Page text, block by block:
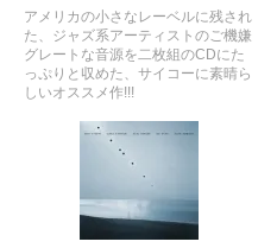
アメリカの小さなレーベルに残され
た、ジャズ系アーティストのご機嫌
グレートな音源を二枚組のCDにた
っぷりと収めた、サイコーに素晴ら
しいオススメ作!!!